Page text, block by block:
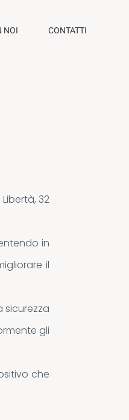
NOI CONTATTI
32
in
il
sicurezza
gli
che